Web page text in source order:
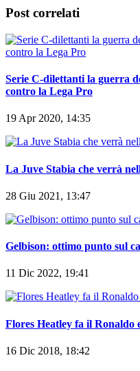
Post correlati
Serie C-dilettanti la guerra
contro la Lega Pro
19 Apr 2020, 14:35
La Juve Stabia che verrà
28 Giu 2021, 13:47
Gelbison: ottimo punto sul
11 Dic 2022, 19:41
Flores Heatley fa il Ronaldo
16 Dic 2018, 18:42